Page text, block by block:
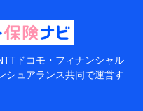
データを取得する方法
ャルグループ
ドコモ・フィナンシャル
シュアランス共同で運営す